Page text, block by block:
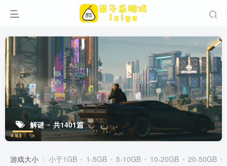
解谜 共1401篇
游戏大小 小于1GB 1-5GB 5-10GB 10-20GB 20-50GB